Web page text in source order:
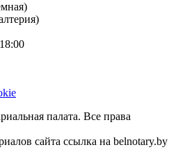
палата. Все права
сайта ссылка на belnotary.by